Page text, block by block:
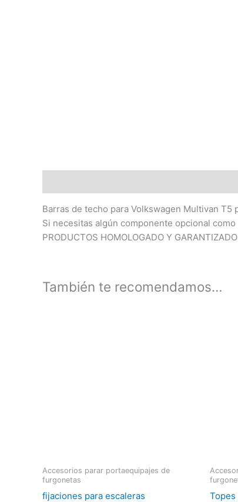
Barras de techo para Volkswagen Multivan T5
Si necesitas algún componente opcional
PRODUCTOS HOMOLOGADO Y GARANTIZADO
También te recomendamos…
Accesorios parar portaequipajes de
furgonetas
fijaciones para escaleras Topes